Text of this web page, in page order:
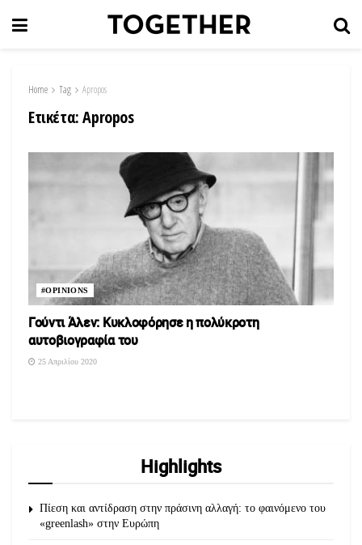
Home Tag Apropos
Ετικέτα:Apropos
#OPINIONS
Γούντι Άλεν: Κυκλοφόρησε η πολύκροτη
αυτοβιογραφία του
25 Απριλίου 2020
Highlights
Πίεση και αντίδραση στην πράσινη αλλαγή: το φαινόμενο του
«greenlash» στην Ευρώπη